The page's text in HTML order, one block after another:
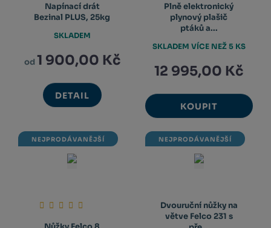
Napínací drát
Bezinal PLUS, 25kg
od1 900,00 Kč
DETAIL
SKLADEM
Plně elektronický
plynový plašič
ptáků a...
12 995,00 Kč
KOUPIT
SKLADEM VÍCE NEŽ 5 KS
NEJPRODÁVANĚJŠÍ NEJPRODÁVANĚJŠÍ
Dvouruční nůžky na
větve Felco 231 s